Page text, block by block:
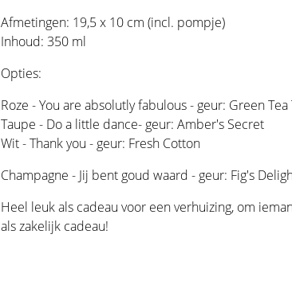
Afmetingen: 19,5 x 10 cm (incl. pompje)
Inhoud: 350 ml
Opties:
Roze - You are absolutly fabulous - geur: Green Tea
Taupe - Do a little dance- geur: Amber's Secret
Wit - Thank you - geur: Fresh Cotton
Champagne - Jij bent goud waard - geur: Fig's
Heel leuk als cadeau voor een verhuizing, om
als zakelijk cadeau!